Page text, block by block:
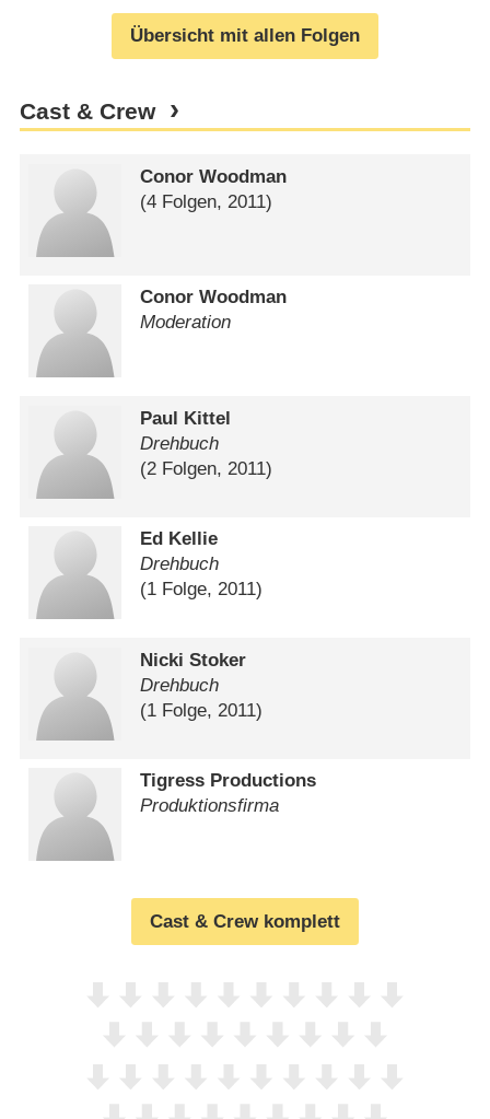
Übersicht mit allen Folgen
Cast & Crew
Conor Woodman
(4 Folgen, 2011)
Conor Woodman
Moderation
Paul Kittel
Drehbuch
(2 Folgen, 2011)
Ed Kellie
Drehbuch
(1 Folge, 2011)
Nicki Stoker
Drehbuch
(1 Folge, 2011)
Tigress Productions
Produktionsfirma
Cast & Crew komplett